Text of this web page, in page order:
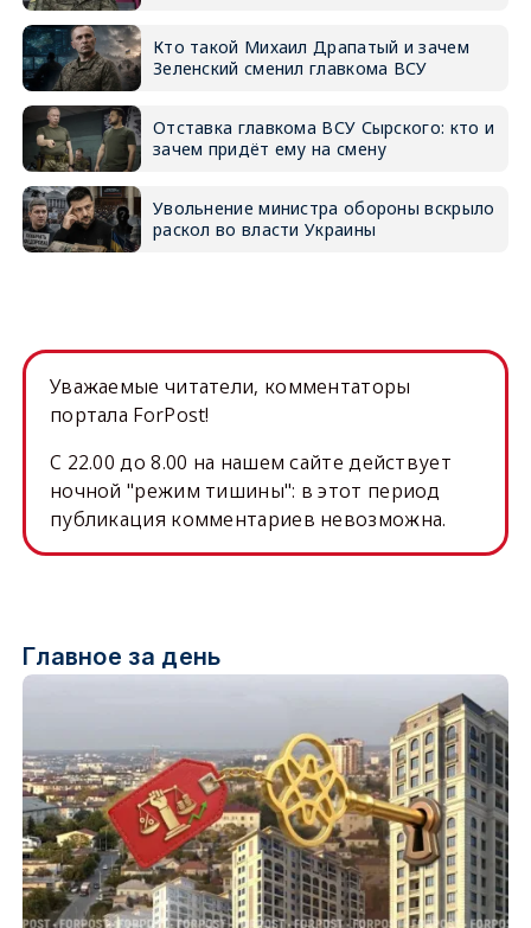
Кто такой Михаил Драпатый и зачем
Зеленский сменил главкома ВСУ
Отставка главкома ВСУ Сырского: кто и
зачем придёт ему на смену
Увольнение министра обороны вскрыло
раскол во власти Украины
Уважаемые читатели, комментаторы
портала ForPost!
C 22.00 до 8.00 на нашем сайте действует
ночной "режим тишины": в этот период
публикация комментариев невозможна.
Главное за день